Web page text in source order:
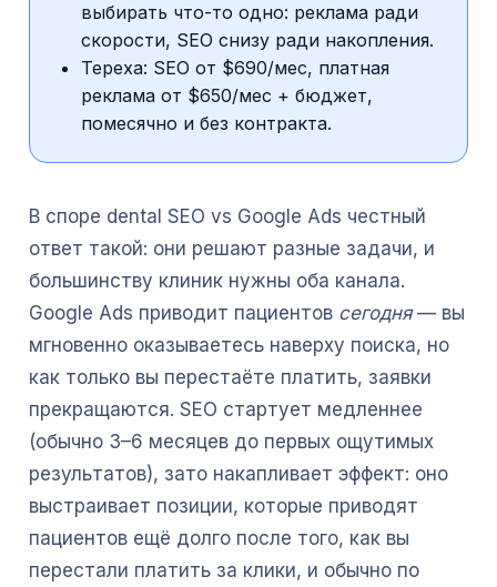
выбирать что-то одно: реклама ради
скорости, SEO снизу ради накопления.
Tepexa: SEO от $690/мес, платная
реклама от $650/мес + бюджет,
помесячно и без контракта.
В споре dental SEO vs Google Ads честный
ответ такой: они решают разные задачи, и
большинству клиник нужны оба канала.
Google Ads приводит пациентов сегодня— вы
мгновенно оказываетесь наверху поиска, но
как только вы перестаёте платить, заявки
прекращаются. SEO стартует медленнее
(обычно 3–6 месяцев до первых ощутимых
результатов), зато накапливает эффект: оно
выстраивает позиции, которые приводят
пациентов ещё долго после того, как вы
перестали платить за клики, и обычно по